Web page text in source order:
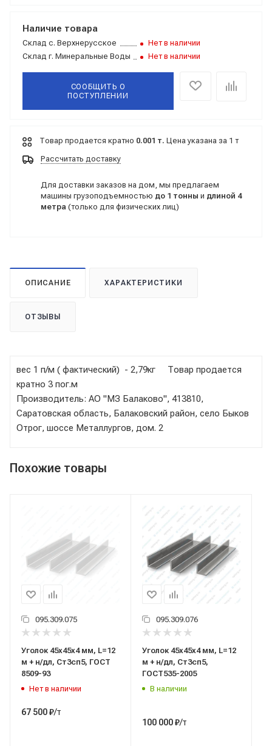
Наличие товара
Склад с. Верхнерусское
Нет в наличии
Склад г. Минеральные Воды Нет в наличии
СООБЩИТЬ О
ПОСТУПЛЕНИИ
Товар продается кратно 0.001 т. Цена указана за 1 т
Рассчитать доставку
Для доставки заказов на дом, мы предлагаем
машины грузоподъемностью до 1 тонны и длиной 4
метра (только для физических лиц)
ОПИСАНИЕ ХАРАКТЕРИСТИКИ
ОТЗЫВЫ
вес 1 п/м ( фактический) - 2,79кг Товар продается
кратно 3 пог.м
Производитель: АО "МЗ Балаково", 413810,
Саратовская область, Балаковский район, село Быков
Отрог, шоссе Металлургов, дом. 2
Похожие товары
095.309.075
Уголок 45x45x4 мм, L=12
м + н/дл, Ст3сп5, ГОСТ
8509-93
Нет в наличии
67 500₽/т
095.309.076
Уголок 45x45x4 мм, L=12
м + н/дл, Ст3сп5,
ГОСТ535-2005
В наличии
100 000₽/т